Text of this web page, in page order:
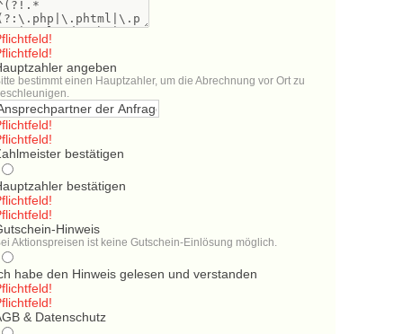
angeben
bestimmt einen Hauptzahler, um die Abrechnung vor Ort zu
bestätigen
bestätigen
Hinweis
Aktionspreisen ist keine Gutschein-Einlösung möglich.
habe den Hinweis gelesen und verstanden
& Datenschutz